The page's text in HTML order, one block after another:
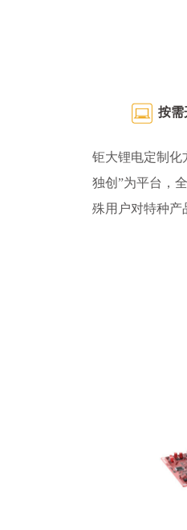
按需
钜大锂电定制化
独创”为平台，
殊用户对特种产